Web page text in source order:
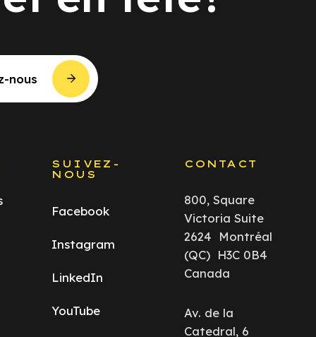
nous
SUIVEZ-
NOUS
Facebook
Instagram
LinkedIn
YouTube
CONTACT
800, Square
Victoria Suite
2624 Montréal
(QC) H3C 0B4
Canada
Av. de la
Catedral, 6